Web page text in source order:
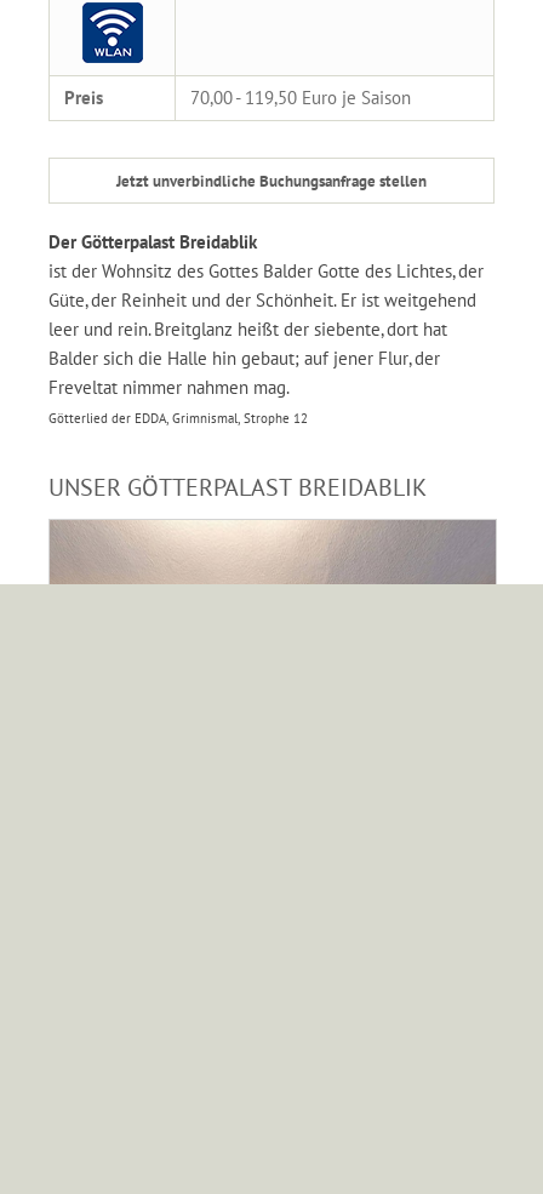
Preis 70,00 - 119,50 Euro je Saison
Jetzt unverbindliche Buchungsanfrage stellen
Der Götterpalast Breidablik
ist der Wohnsitz des Gottes Balder Gotte des Lichtes, der
Güte, der Reinheit und der Schönheit. Er ist weitgehend
leer und rein. Breitglanz heißt der siebente, dort hat
Balder sich die Halle hin gebaut; auf jener Flur, der
Freveltat nimmer nahmen mag.
Götterlied der EDDA, Grimnismal, Strophe 12
UNSER GÖTTERPALAST BREIDABLIK